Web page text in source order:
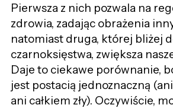
Pierwsza z nich pozwala na
zdrowia, zadając obrażenia
natomiast druga, której bliżej
czarnoksięstwa, zwiększa
Daje to ciekawe porównanie,
jest postacią jednoznaczną
ani całkiem zły). Oczywiście,